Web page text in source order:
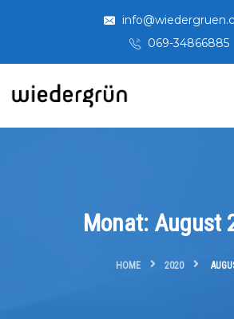
069-34866885
Monat: August
HOME 2020